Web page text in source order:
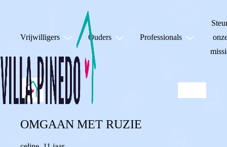
Vrijwilligers Ouders Professionals
OMGAAN MET RUZIE